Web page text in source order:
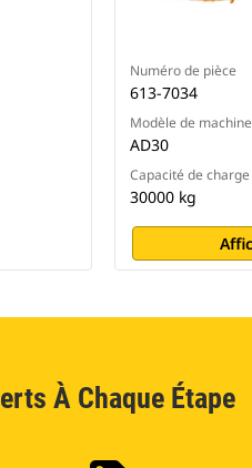
Numéro de pièce
613-7034
Modèle de machine
AD30
Capacité de
30000 kg
À Chaque Étape